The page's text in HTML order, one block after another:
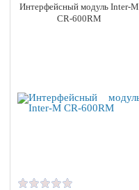
Интерфейсный модуль Inter-M
CR-600RM